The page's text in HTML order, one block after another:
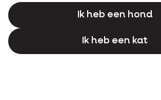
Ik heb een hond
Ik heb een kat